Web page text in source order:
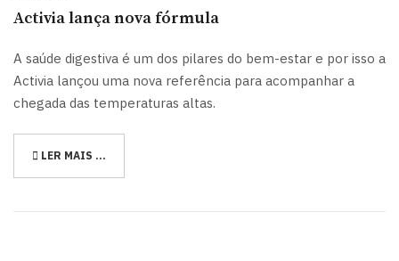
Activia lança nova fórmula
A saúde digestiva é um dos pilares do bem-estar e por isso a
Activia lançou uma nova referência para acompanhar a
chegada das temperaturas altas.
LER MAIS …